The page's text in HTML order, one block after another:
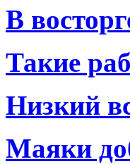
В
Такие
Низкий
Маяки